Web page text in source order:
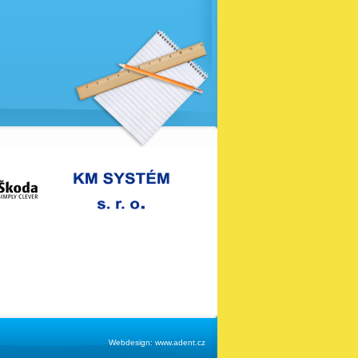
Webdesign: www.adent.cz